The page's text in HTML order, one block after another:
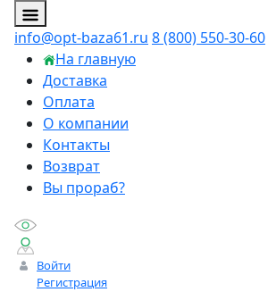
info@opt-baza61.ru 8 (800) 550-30-60
На главную
Доставка
Оплата
О компании
Контакты
Возврат
Вы прораб?
Войти
Регистрация